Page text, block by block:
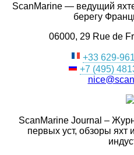
ScanMarine — ведущий
берегу
06000, 29 Rue de
+33 629-
+7 (495)
ScanMarine Journal –
первых уст, обзоры яхт